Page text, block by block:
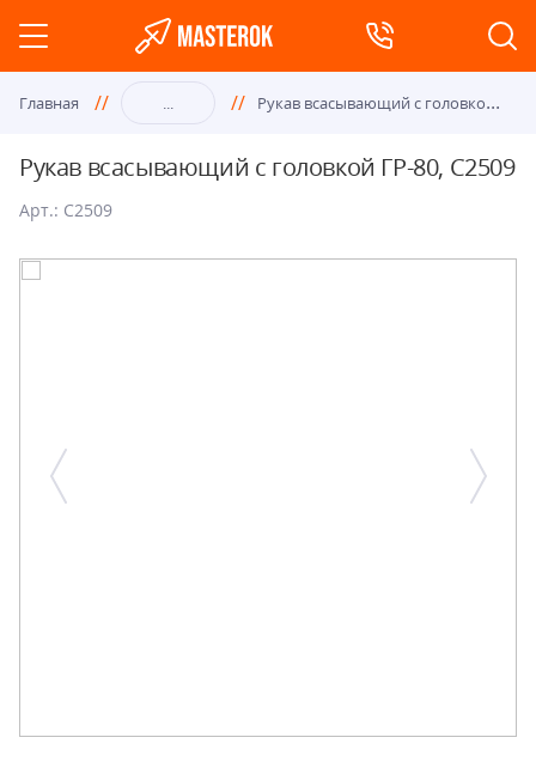
Главная ... Рук
ав всасывающий с головкой ГР-80, С2509
Рукав всасывающий с головкой ГР-80, С2509
Арт.: C2509